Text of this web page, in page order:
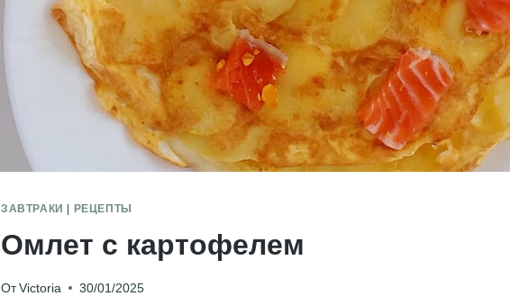
ЗАВТРАКИ РЕЦЕПТЫ
Омлет с картофелем
От Victoria 30/01/2025